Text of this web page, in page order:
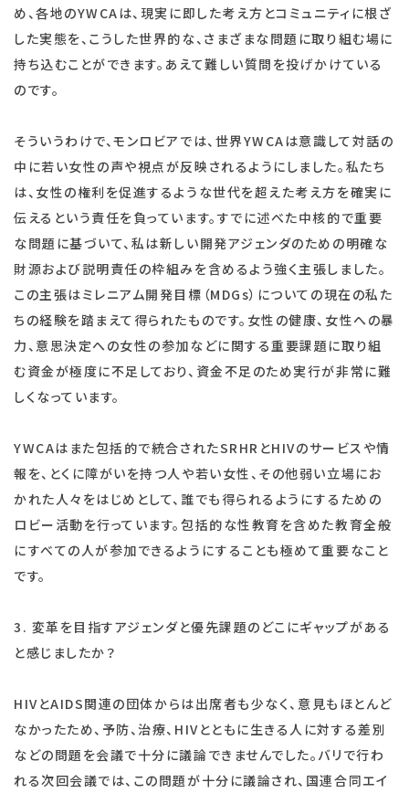
め、各地のYWCAは、現実に即した考え方とコミュニティに根ざ
した実態を、こうした世界的な、さまざまな問題に取り組む場に
持ち込むことができます。あえて難しい質問を投げかけている
のです。
そういうわけで、モンロビアでは、世界YWCAは意識して対話の
中に若い女性の声や視点が反映されるようにしました。私たち
は、女性の権利を促進するような世代を超えた考え方を確実に
伝えるという責任を負っています。すでに述べた中核的で重要
な問題に基づいて、私は新しい開発アジェンダのための明確な
財源および説明責任の枠組みを含めるよう強く主張しました。
この主張はミレニアム開発目標（MDGs）についての現在の私た
ちの経験を踏まえて得られたものです。女性の健康、女性への暴
力、意思決定への女性の参加などに関する重要課題に取り組
む資金が極度に不足しており、資金不足のため実行が非常に難
しくなっています。
YWCAはまた包括的で統合されたSRHRとHIVのサービスや情
報を、とくに障がいを持つ人や若い女性、その他弱い立場にお
かれた人々をはじめとして、誰でも得られるようにするための
ロビー活動を行っています。包括的な性教育を含めた教育全般
にすべての人が参加できるようにすることも極めて重要なこと
です。
3. 変革を目指すアジェンダと優先課題のどこにギャップがある
と感じましたか？
HIVとAIDS関連の団体からは出席者も少なく、意見もほとんど
なかったため、予防、治療、HIVとともに生きる人に対する差別
などの問題を会議で十分に議論できませんでした。バリで行わ
れる次回会議では、この問題が十分に議論され、国連合同エイ